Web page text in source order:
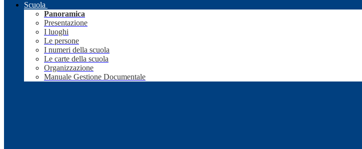
Scuola
Panoramica
Presentazione
I luoghi
Le persone
I numeri della scuola
Le carte della scuola
Organizzazione
Manuale Gestione Documentale